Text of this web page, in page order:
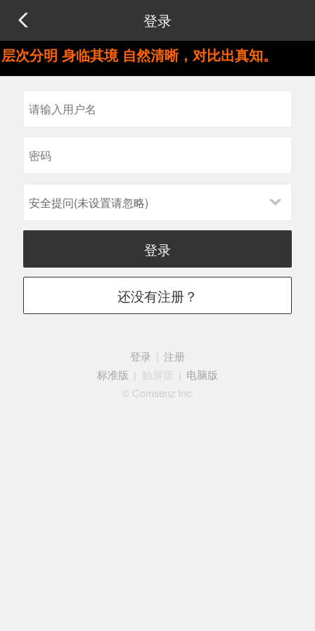
层次分明 身临其境 自然清晰，对比出真知。
登录
安全提问(未设置请忽略)
登录
还没有注册？
登录
注册
标准版
触屏版
电脑版
© Comsenz Inc.